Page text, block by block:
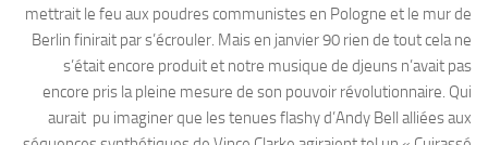
mettrait le feu aux poudres communistes en Pologne et le mur de
Berlin finirait par s’écrouler. Mais en janvier 90 rien de tout cela ne
s’était encore produit et notre musique de djeuns n’avait pas
encore pris la pleine mesure de son pouvoir révolutionnaire. Qui
aurait pu imaginer que les tenues flashy d’Andy Bell alliées aux